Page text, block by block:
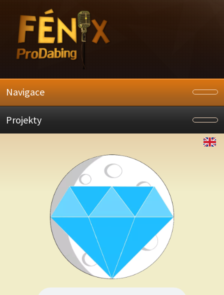
Navigace
Projekty